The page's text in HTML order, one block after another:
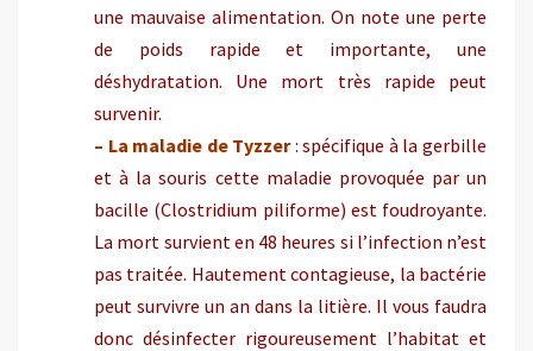
une mauvaise alimentation. On note une perte
de poids rapide et importante, une
déshydratation. Une mort très rapide peut
survenir.
– La maladie de Tyzzer: spécifique à la gerbille
et à la souris cette maladie provoquée par un
bacille (Clostridium piliforme) est foudroyante.
La mort survient en 48 heures si l’infection n’est
pas traitée. Hautement contagieuse, la bactérie
peut survivre un an dans la litière. Il vous faudra
donc désinfecter rigoureusement l’habitat et